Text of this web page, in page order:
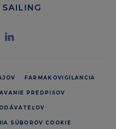
SAILING
FARMAKOVIGILANCIA
PREDPISOV
SÚBOROV COOKIE